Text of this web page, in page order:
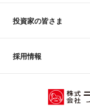
投資家の皆さま
採用情報